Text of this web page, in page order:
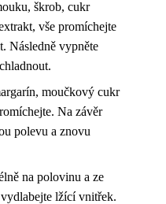
škrob, cukr
vše promíchejte
Následně vypněte
moučkový cukr
Na závěr
polevu a znovu
na polovinu a ze
lžící vnitřek.